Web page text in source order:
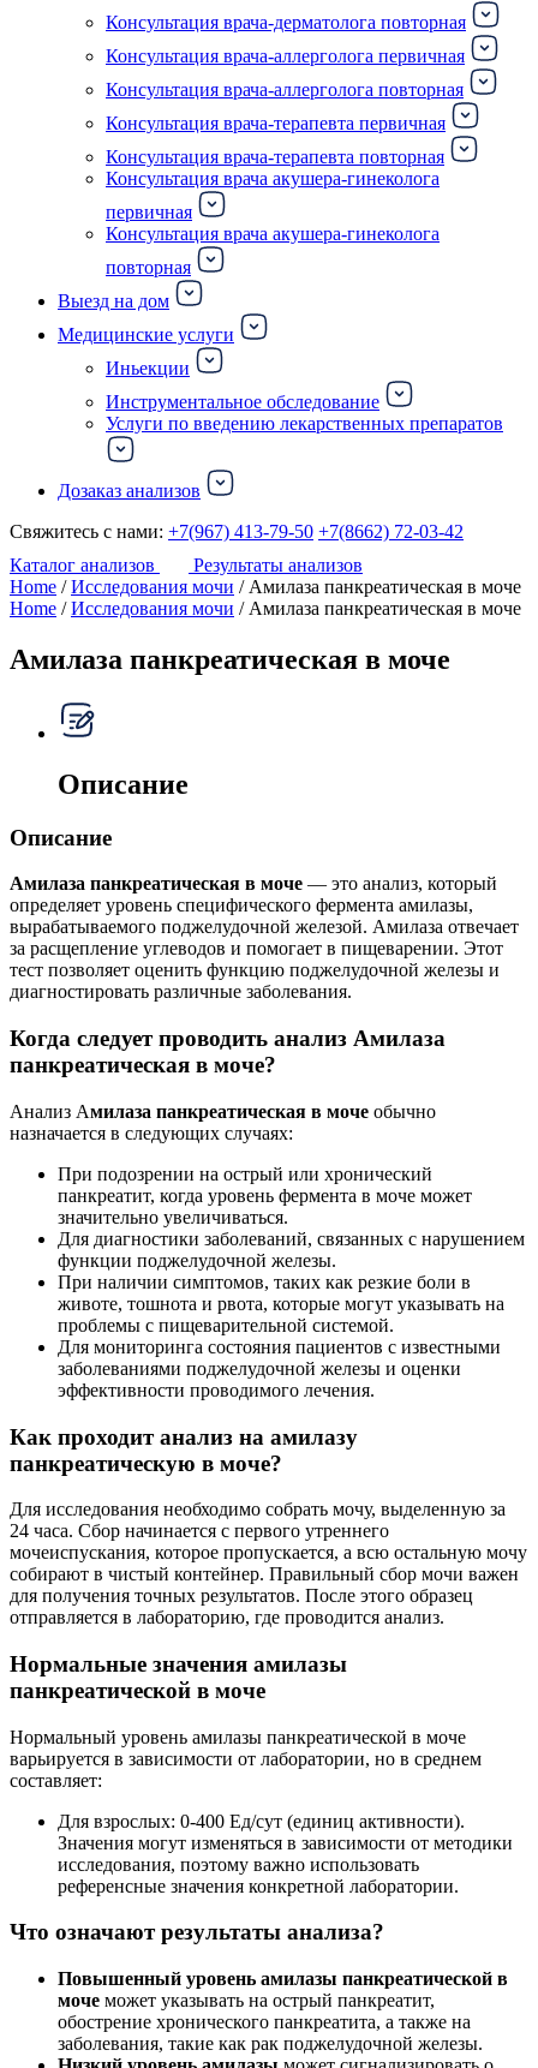
Консультация врача-дерматолога повторная
Консультация врача-аллерголога первичная
Консультация врача-аллерголога повторная
Консультация врача-терапевта первичная
Консультация врача-терапевта повторная
Консультация врача акушера-гинеколога
первичная
Консультация врача акушера-гинеколога
повторная
Выезд на дом
Медицинские услуги
Иньекции
Инструментальное обследование
Услуги по введению лекарственных препаратов
Дозаказ анализов
Свяжитесь с нами: +7(967) 413-79-50 +7(8662) 72-03-42
Каталог анализов
Результаты анализов
Home /Исследования мочи / Амилаза панкреатическая в моче
Home /Исследования мочи / Амилаза панкреатическая в моче
Амилаза панкреатическая в моче
Описание
Описание
Амилаза панкреатическая в моче — это анализ, который
определяет уровень специфического фермента амилазы,
вырабатываемого поджелудочной железой. Амилаза отвечает
за расщепление углеводов и помогает в пищеварении. Этот
тест позволяет оценить функцию поджелудочной железы и
диагностировать различные заболевания.
Когда следует проводить анализ Амилаза
панкреатическая в моче?
Анализ Амилаза панкреатическая в моче обычно
назначается в следующих случаях:
При подозрении на острый или хронический
панкреатит, когда уровень фермента в моче может
значительно увеличиваться.
Для диагностики заболеваний, связанных с нарушением
функции поджелудочной железы.
При наличии симптомов, таких как резкие боли в
животе, тошнота и рвота, которые могут указывать на
проблемы с пищеварительной системой.
Для мониторинга состояния пациентов с известными
заболеваниями поджелудочной железы и оценки
эффективности проводимого лечения.
Как проходит анализ на амилазу
панкреатическую в моче?
Для исследования необходимо собрать мочу, выделенную за
24 часа. Сбор начинается с первого утреннего
мочеиспускания, которое пропускается, а всю остальную мочу
собирают в чистый контейнер. Правильный сбор мочи важен
для получения точных результатов. После этого образец
отправляется в лабораторию, где проводится анализ.
Нормальные значения амилазы
панкреатической в моче
Нормальный уровень амилазы панкреатической в моче
варьируется в зависимости от лаборатории, но в среднем
составляет:
Для взрослых: 0-400 Ед/сут (единиц активности).
Значения могут изменяться в зависимости от методики
исследования, поэтому важно использовать
референсные значения конкретной лаборатории.
Что означают результаты анализа?
Повышенный уровень амилазы панкреатической в
моче может указывать на острый панкреатит,
обострение хронического панкреатита, а также на
заболевания, такие как рак поджелудочной железы.